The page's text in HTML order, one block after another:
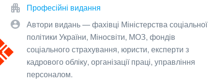
Професійні видання
Автори видань — фахівці Міністерства соціальної
політики України, Міносвіти, МОЗ, фондів
соціального страхування, юристи, експерти з
кадрового обліку, організації праці, управління
персоналом.